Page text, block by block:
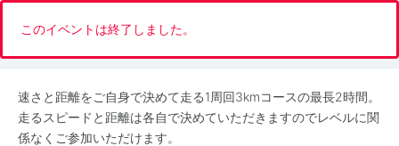
このイベントは終了しました。
速さと距離をご自身で決めて走る1周回3kmコースの最長2時間。
走るスピードと距離は各自で決めていただきますのでレベルに関
係なくご参加いただけます。